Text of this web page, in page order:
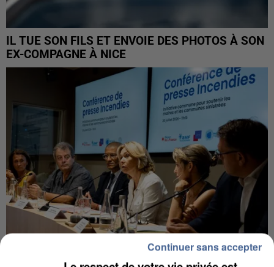
IL TUE SON FILS ET ENVOIE DES PHOTOS À SON
EX-COMPAGNE À NICE
Continuer sans accepter